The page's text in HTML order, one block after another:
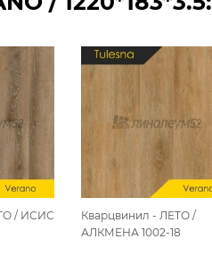
/ ИСИС
Кварцвинил - ЛЕТО /
АЛКМЕНА 1002-18